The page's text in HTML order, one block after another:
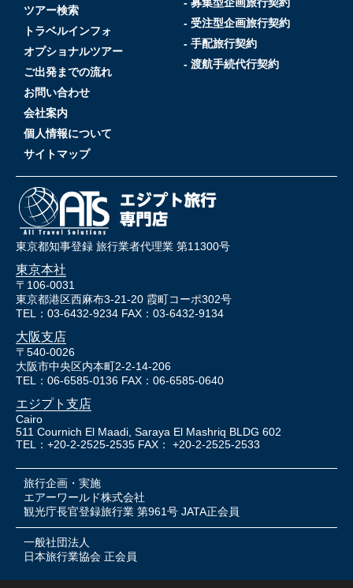
ツアー検索
トラベルインフォ
オプショナルツアー
ご出発までの流れ
お問い合わせ
会社案内
個人情報について
サイトマップ
- 受注型企画旅行契約
- 手配旅行契約
- 渡航手続代行契約
東京都知事登録 旅行業者代理業 第11300号
東京本社
〒106-0031
東京都港区西麻布3-21-20 霞町コーポ302号
TEL：03-6432-9234 FAX：03-6432-9134
大阪支店
〒540-0026
大阪市中央区内本町2-2-14-206
TEL：06-6585-0136 FAX：06-6585-0640
エジプト支店
Cairo
511 Cournich El Maadi, Saraya El Mashriq BLDG 602
TEL：+20-2-2525-2535 FAX： +20-2-2525-2533
旅行企画・実施
エアーワールド株式会社
観光庁長官登録旅行業 第961号 JATA正会員
一般社団法人
日本旅行業協会 正会員